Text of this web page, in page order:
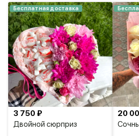
Бесплатная доставка
Двойной сюрприз
3 750 ₽ 20